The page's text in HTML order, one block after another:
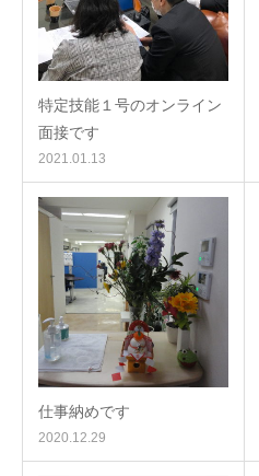
特定技能１号のオンライン
面接です
2021.01.13
仕事納めです
2020.12.29